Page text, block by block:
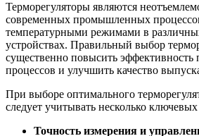
Терморегуляторы являются
современных промышленных
температурными режимами в
устройствах. Правильный выбор
существенно повысить эффективность
процессов и улучшить качество
При выборе оптимального
следует учитывать несколько
Точность измерения и